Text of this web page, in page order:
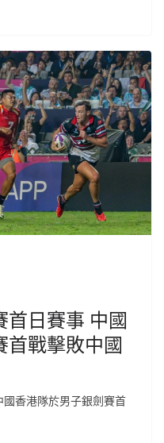
首日賽事 中國
首戰擊敗中國
香港隊於男子銀劍賽首